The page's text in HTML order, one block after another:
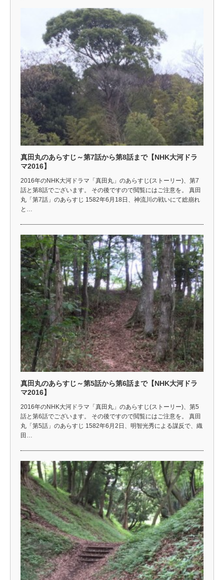
真田丸のあらすじ～第7話から第8話まで【NHK大河ドラ
マ2016】
2016年のNHK大河ドラマ「真田丸」のあらすじ(ストーリー)、第7
話と第8話でございます。 その後ですので閲覧にはご注意を。 真田
丸「第7話」のあらすじ 1582年6月18日、神流川の戦いにて総崩れ
と…
真田丸のあらすじ～第5話から第6話まで【NHK大河ドラ
マ2016】
2016年のNHK大河ドラマ「真田丸」のあらすじ(ストーリー)、第5
話と第6話でございます。 その後ですので閲覧にはご注意を。 真田
丸「第5話」のあらすじ 1582年6月2日、明智光秀による謀反で、織
田…